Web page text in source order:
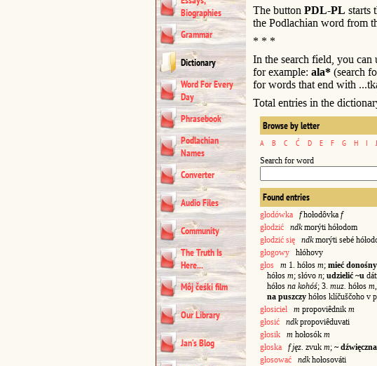
Biographies
Grammar
Dictionary
Word For Every
Day
Phrasebook
Podlachian
Names
Converter
Audio Files
Community
The Truth Is
Here...
Môj čeśki film
Our Library
Jan’s Blog
The button PDL-PL starts
the Podlachian word from
* * *
In the search field, you can
for example: ala* (search
for words that end with
Total entries in the
Browse by letter
A B C Ć D E F G H I J
Search for word
Found entries
głodówka fhołodôvka f
głodzić
ndkmorýti hółodom
głodzić się
ndkmorýti sebé
głogowy hłóhovy
głos
m 1. hółos m; mieć
hółos m; słóvo n; udzielić ~u
hółos na kohóś; 3. muz. hółos m
na puszczy hółos klíčuščoho v
głosiciel
m propoviêdnik m
głosić
ndkpropoviêduvati
głosik
m hołosók m
głoska
f jęz. zvuk m; ~
głosować
ndkhołosováti